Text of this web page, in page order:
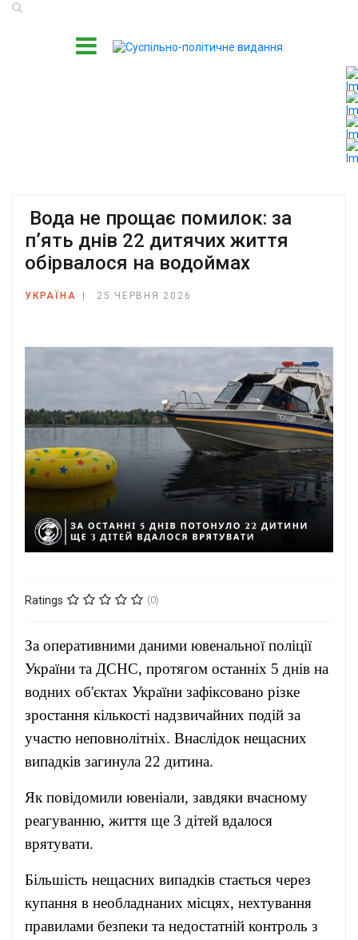
Вода не прощає помилок: за
п’ять днів 22 дитячих життя
обірвалося на водоймах
УКРАЇНА 25 ЧЕРВНЯ 2026
Ratings (0)
За оперативними даними ювенальної поліції
України та ДСНС, протягом останніх 5 днів на
водних об'єктах України зафіксовано різке
зростання кількості надзвичайних подій за
участю неповнолітніх. Внаслідок нещасних
випадків загинула 22 дитина.
Якповідомили ювеніали, завдяки вчасному
реагуванню, життя ще 3 дітей вдалося
врятувати.
Більшість нещасних випадків стається через
купання в необладнаних місцях, нехтування
правилами безпеки та недостатній контроль з